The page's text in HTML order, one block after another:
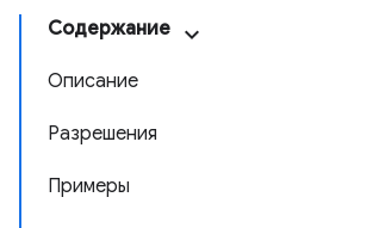
Содержание
Описание
Разрешения
Примеры